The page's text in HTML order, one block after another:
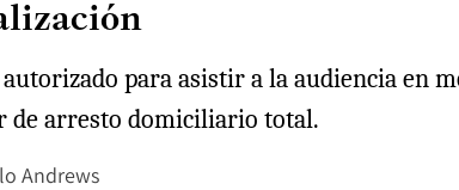
para asistir a la audiencia en
de arresto domiciliario total.
Andrews